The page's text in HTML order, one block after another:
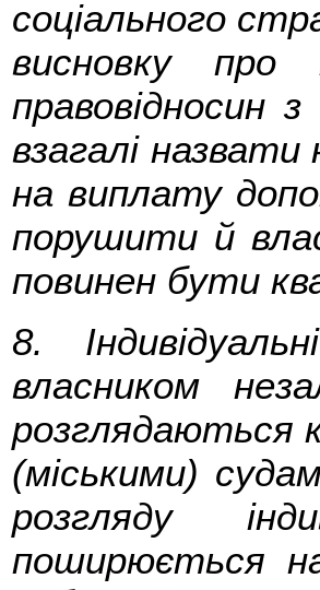
соціального
висновку
правовідносин
взагалі
на виплату
порушити й
повинен бути
8.
власником
розглядаються
(міськими)
розгляду
поширюється